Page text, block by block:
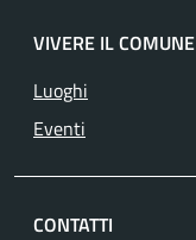
VIVERE IL COMUNE
Luoghi
Eventi
CONTATTI